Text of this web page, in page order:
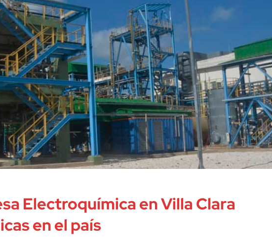
Electroquímica en Villa Clara
en el país